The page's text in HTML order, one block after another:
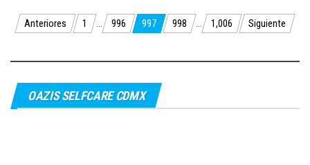
Paginación
Anteriores 1 … 996 997 998 … 1,006 Siguiente
OAZIS SELFCARE CDMX